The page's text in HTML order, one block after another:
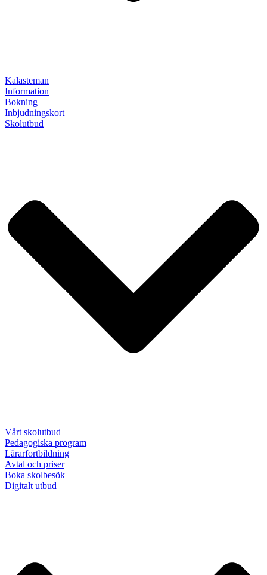
Kalasteman
Information
Bokning
Inbjudningskort
Skolutbud
Vårt skolutbud
Pedagogiska program
Lärarfortbildning
Avtal och priser
Boka skolbesök
Digitalt utbud